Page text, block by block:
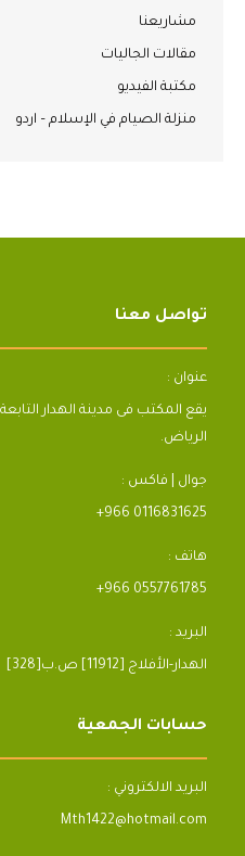
مشاريعنا
مقالات الجاليات
مكتبة الفيديو
منزلة الصيام في الإسلام – اردو
تواصل معنا
عنوان :
يقع المكتب فى مدينة الهدار
الرياض.
جوال | فاكس :
+966 0116831625
هاتف :
+966 0557761785
البريد :
[328]الهدار-الأفلاج [11912] ص.ب
حسابات الجمعية
البريد الالكتروني :
Mth1422@hotmail.com